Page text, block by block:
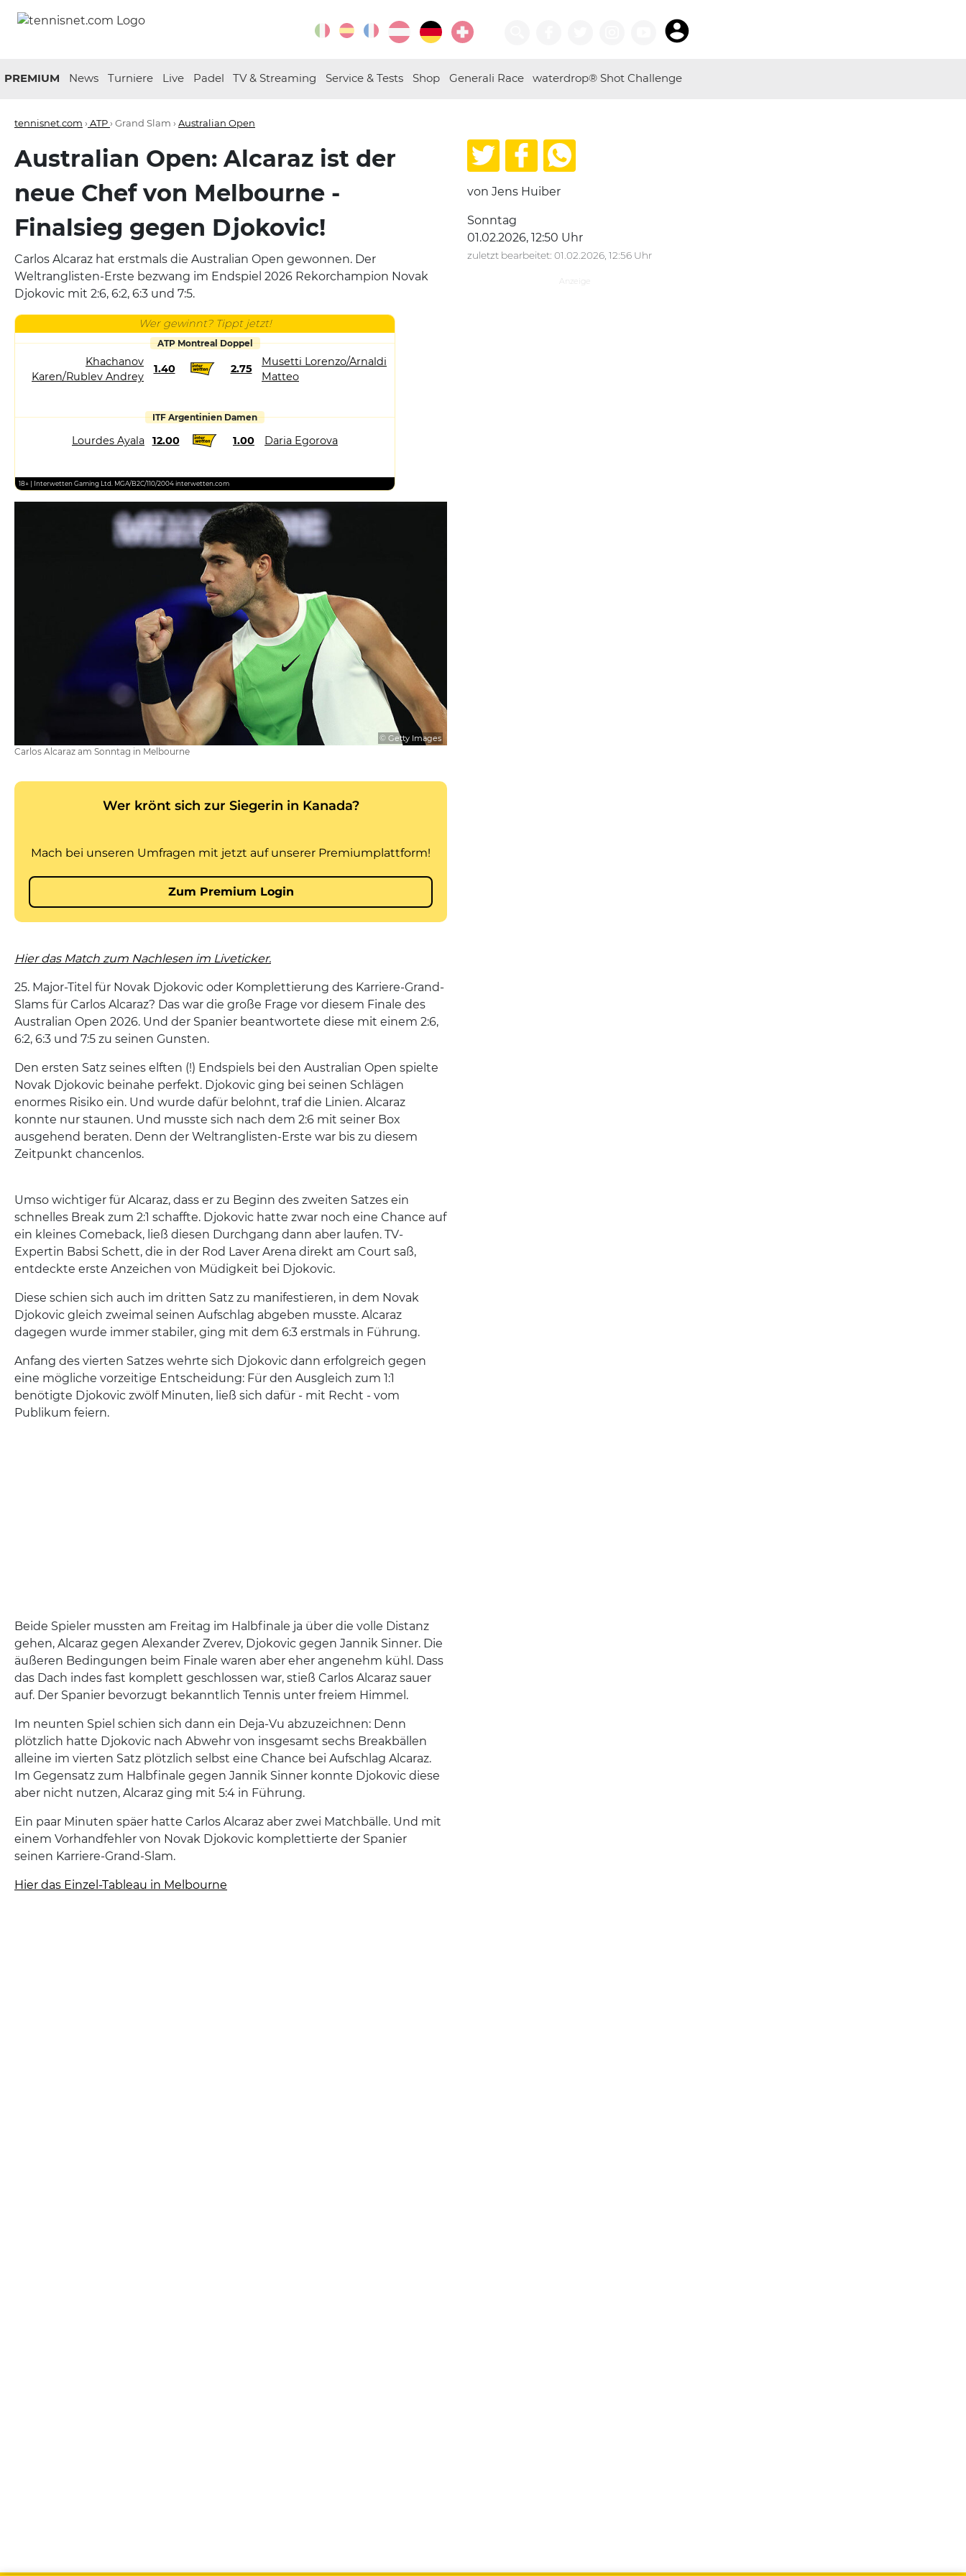
PREMIUM News Turniere Live Padel TV & Streaming Service & Tests Shop Generali Race waterdrop® Shot Challenge
tennisnet.com › ATP› Grand Slam › Australian Open
Australian Open: Alcaraz ist der
neue Chef von Melbourne -
Finalsieg gegen Djokovic!
Carlos Alcaraz hat erstmals die Australian Open gewonnen. Der
Weltranglisten-Erste bezwang im Endspiel 2026 Rekorchampion Novak
Djokovic mit 2:6, 6:2, 6:3 und 7:5.
Wer gewinnt? Tippt jetzt!
ATP Montreal Doppel
Khachanov
Karen/Rublev Andrey
1.40 2.75
Musetti Lorenzo/Arnaldi
Matteo
ITF Argentinien Damen
Lourdes Ayala 12.00 1.00 Daria Egorova
18+ | Interwetten Gaming Ltd. MGA/B2C/110/2004 interwetten.com
© Getty Images
Carlos Alcaraz am Sonntag in Melbourne
Hier das Match zum Nachlesen im Liveticker.
25. Major-Titel für Novak Djokovic oder Komplettierung des Karriere-Grand-
Slams für Carlos Alcaraz? Das war die große Frage vor diesem Finale des
Australian Open 2026. Und der Spanier beantwortete diese mit einem 2:6,
6:2, 6:3 und 7:5 zu seinen Gunsten.
Den ersten Satz seines elften (!) Endspiels bei den Australian Open spielte
Novak Djokovic beinahe perfekt. Djokovic ging bei seinen Schlägen
enormes Risiko ein. Und wurde dafür belohnt, traf die Linien. Alcaraz
konnte nur staunen. Und musste sich nach dem 2:6 mit seiner Box
ausgehend beraten. Denn der Weltranglisten-Erste war bis zu diesem
Zeitpunkt chancenlos.
Umso wichtiger für Alcaraz, dass er zu Beginn des zweiten Satzes ein
schnelles Break zum 2:1 schaffte. Djokovic hatte zwar noch eine Chance auf
ein kleines Comeback, ließ diesen Durchgang dann aber laufen. TV-
Expertin Babsi Schett, die in der Rod Laver Arena direkt am Court saß,
entdeckte erste Anzeichen von Müdigkeit bei Djokovic.
Diese schien sich auch im dritten Satz zu manifestieren, in dem Novak
Djokovic gleich zweimal seinen Aufschlag abgeben musste. Alcaraz
dagegen wurde immer stabiler, ging mit dem 6:3 erstmals in Führung.
Anfang des vierten Satzes wehrte sich Djokovic dann erfolgreich gegen
eine mögliche vorzeitige Entscheidung: Für den Ausgleich zum 1:1
benötigte Djokovic zwölf Minuten, ließ sich dafür - mit Recht - vom
Publikum feiern.
Beide Spieler mussten am Freitag im Halbfinale ja über die volle Distanz
gehen, Alcaraz gegen Alexander Zverev, Djokovic gegen Jannik Sinner. Die
äußeren Bedingungen beim Finale waren aber eher angenehm kühl. Dass
das Dach indes fast komplett geschlossen war, stieß Carlos Alcaraz sauer
auf. Der Spanier bevorzugt bekanntlich Tennis unter freiem Himmel.
Im neunten Spiel schien sich dann ein Deja-Vu abzuzeichnen: Denn
plötzlich hatte Djokovic nach Abwehr von insgesamt sechs Breakbällen
alleine im vierten Satz plötzlich selbst eine Chance bei Aufschlag Alcaraz.
Im Gegensatz zum Halbfinale gegen Jannik Sinner konnte Djokovic diese
aber nicht nutzen, Alcaraz ging mit 5:4 in Führung.
Ein paar Minuten späer hatte Carlos Alcaraz aber zwei Matchbälle. Und mit
einem Vorhandfehler von Novak Djokovic komplettierte der Spanier
seinen Karriere-Grand-Slam.
Hier das Einzel-Tableau in Melbourne
von Jens Huiber
Sonntag
01.02.2026, 12:50 Uhr
zuletzt bearbeitet: 01.02.2026, 12:56 Uhr